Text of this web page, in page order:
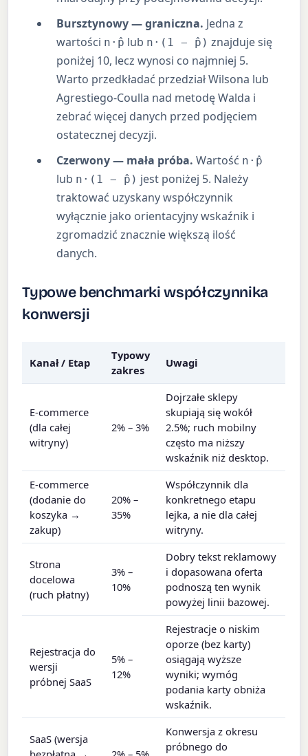
Bursztynowy — graniczna. Jedna z
wartości n·p̂ lub n·(1 − p̂) znajduje się
poniżej 10, lecz wynosi co najmniej 5.
Warto przedkładać przedział Wilsona lub
Agrestiego-Coulla nad metodę Walda i
zebrać więcej danych przed podjęciem
ostatecznej decyzji.
Czerwony — mała próba. Wartość n·p̂
lub n·(1 − p̂) jest poniżej 5. Należy
traktować uzyskany współczynnik
wyłącznie jako orientacyjny wskaźnik i
zgromadzić znacznie większą ilość
danych.
Typowe benchmarki współczynnika
konwersji
Kanał / Etap
Typowy
zakres
Uwagi
E-commerce
(dla całej
witryny)
2% – 3%
Dojrzałe sklepy
skupiają się wokół
2.5%; ruch mobilny
często ma niższy
wskaźnik niż desktop.
E-commerce
(dodanie do
koszyka →
zakup)
20% –
35%
Współczynnik dla
konkretnego etapu
lejka, a nie dla całej
witryny.
Strona
docelowa
(ruch płatny)
3% –
10%
Dobry tekst reklamowy
i dopasowana oferta
podnoszą ten wynik
powyżej linii bazowej.
Rejestracja do
wersji
próbnej SaaS
5% –
12%
Rejestracje o niskim
oporze (bez karty)
osiągają wyższe
wyniki; wymóg
podania karty obniża
wskaźnik.
SaaS (wersja
Konwersja z okresu
próbnego do